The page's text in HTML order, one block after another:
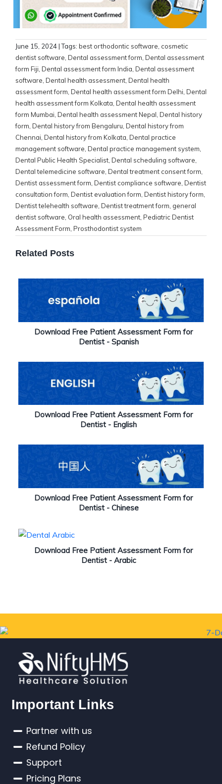
June 15, 2024| Tags: best orthodontic software cosmetic
dentist software Dental assessment form Dental assessment
form Fiji Dental assessment form India Dental assessment
software Dental health assessment, Dental health
assessment form Dental health assessment form Delhi Dental
health assessment form Kolkata Dental health assessment
form Mumbai Dental health assessment Nepal Dental history
form Dental history from Bengaluru Dental history from
Chennai Dental history from Kolkata Dental practice
management software Dental practice management system
Dental Public Health Specialist, Dental scheduling software
Dental telemedicine software Dental treatment consent form
Dentist assessment form Dentist compliance software Dentist
consultation form Dentist evaluation form Dentist history form
Dentist telehealth software Dentist treatment form general
dentist software Oral health assessment, Pediatric Dentist
Assessment Form Prosthodontist system
Download Free Patient Assessment Form for
Dentist - Spanish
Download Free Patient Assessment Form for
Dentist - English
Download Free Patient Assessment Form for
Dentist - Chinese
Download Free Patient Assessment Form for
Dentist - Arabic
Related Posts
Important Links
Partner with us
Refund Policy
Support
Pricing Plans